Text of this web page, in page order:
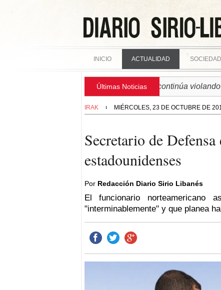
INICIO ACTUALIDAD SOCIEDAD
Últimas Noticias
► SIRIA | Régimen israelí continúa violando
IRAK MIÉRCOLES, 23 DE OCTUBRE DE
Secretario de
estadounidenses
Por Redacción Diario Sirio Libanés
El funcionario
"interminablemente" y que planea